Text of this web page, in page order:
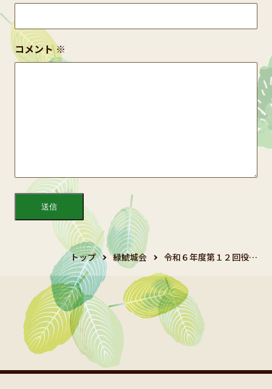
コメント※
トップ 緑鯱城会 令和６年度第１２回役…